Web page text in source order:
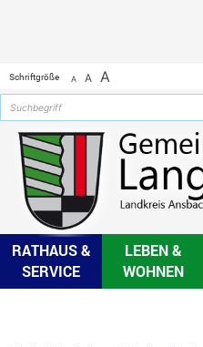
Schriftgröße A A A
RATHAUS &
SERVICE
LEBEN &
WOHNEN